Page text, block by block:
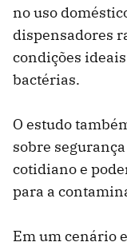
no uso
dispensadores
condições
bactérias.
O estudo
sobre
cotidiano e
para a
Em um cenário